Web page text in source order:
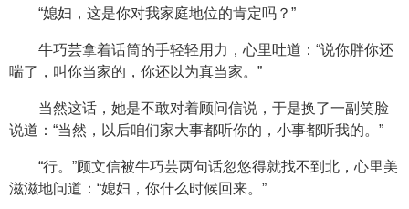
“媳妇，这是你对我家庭地位的肯定吗？”
牛巧芸拿着话筒的手轻轻用力，心里吐道：“说你胖你还
喘了，叫你当家的，你还以为真当家。”
当然这话，她是不敢对着顾问信说，于是换了一副笑脸
说道：“当然，以后咱们家大事都听你的，小事都听我的。”
“行。”顾文信被牛巧芸两句话忽悠得就找不到北，心里美
滋滋地问道：“媳妇，你什么时候回来。”